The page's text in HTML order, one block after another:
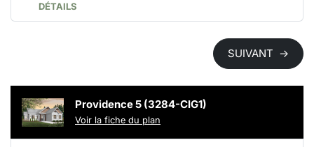
DÉTAILS
SUIVANT →
Providence 5 (3284-CIG1)
Voir la fiche du plan